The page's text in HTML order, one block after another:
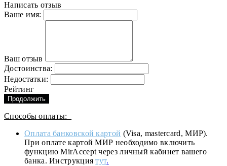
Написать отзыв
Ваше имя:
Ваш отзыв
Достоинства:
Недостатки:
Рейтинг
Продолжить
Способы оплаты:
Оплата банковской картой (Visa, mastercard, МИР).
При оплате картой МИР необходимо включить
функцию MirAccept через личный кабинет вашего
банка. Инструкциятут.